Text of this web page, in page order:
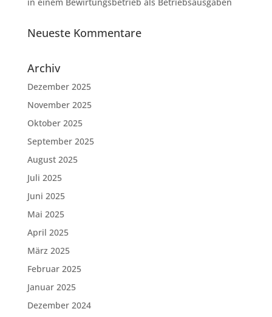
Neueste Kommentare
Archiv
Dezember 2025
November 2025
Oktober 2025
September 2025
August 2025
Juli 2025
Juni 2025
Mai 2025
April 2025
März 2025
Februar 2025
Januar 2025
Dezember 2024